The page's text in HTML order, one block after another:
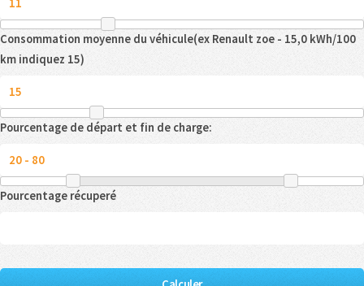
Consommation moyenne du véhicule(ex Renault zoe - 15,0 kWh/100
km indiquez 15)
Pourcentage de départ et fin de charge:
Pourcentage récuperé